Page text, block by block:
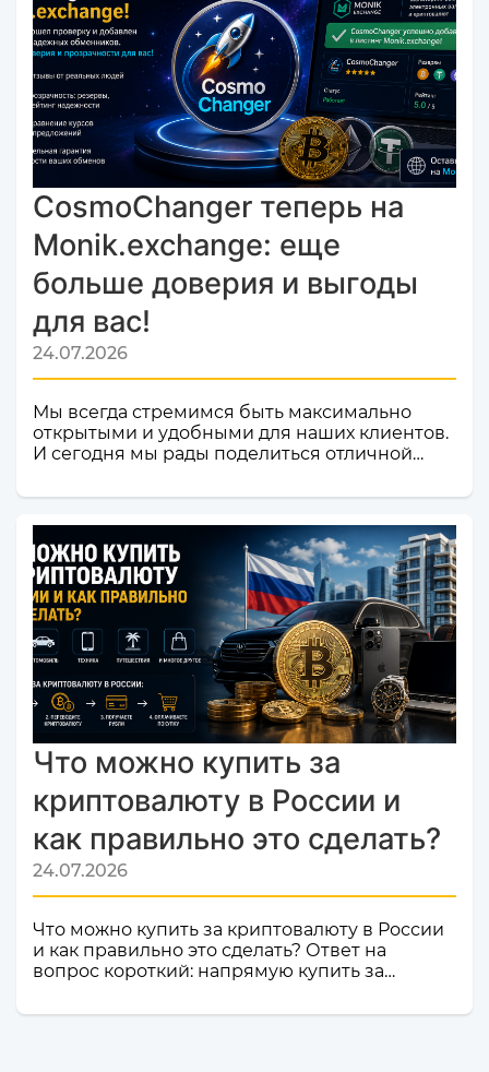
CosmoChanger теперь на
Monik.exchange: еще
больше доверия и выгоды
для вас!
24.07.2026
Мы всегда стремимся быть максимально
открытыми и удобными для наших клиентов.
И сегодня мы рады поделиться отличной
валют и криптовалют CosmoChanger
официально добавлен в листинг
мониторинга обменников
Monik.exchange.Что это значит для вас?
Только плюсы! Мы делаем всё, чтобы каждый
ваш обмен был быстрым, безопасным и
комфортным.Почему это важное событие?
Попадание в список надежных платформ на
Monik.exchange — это знак каче...
Что можно купить за
криптовалюту в России и
как правильно это сделать?
24.07.2026
Что можно купить за криптовалюту в России
и как правильно это сделать? Ответ на
вопрос короткий: напрямую купить за
нельзя. Российское законодательство не